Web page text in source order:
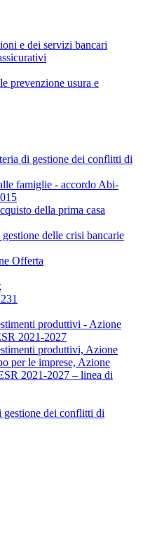
e dei servizi bancari
prevenzione usura e
di gestione dei conflitti di
famiglie - accordo Abi-
della prima casa
delle crisi bancarie
Offerta
produttivi - Azione
2021-2027
produttivi, Azione
per le imprese, Azione
2021-2027 – linea di
dei conflitti di